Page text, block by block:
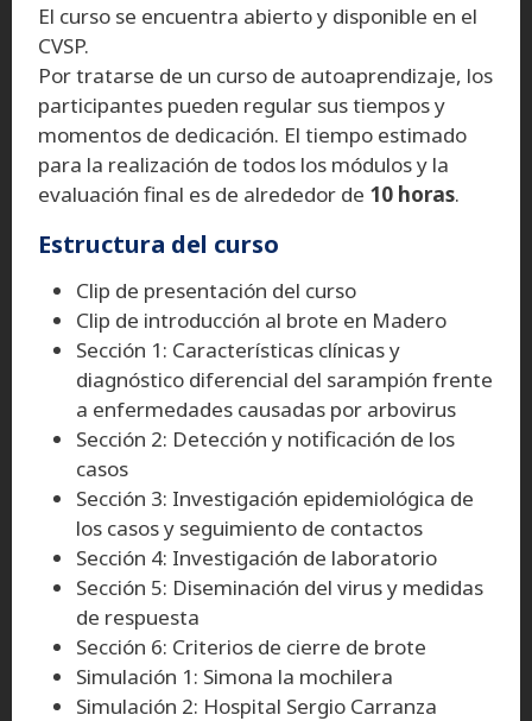
El curso se encuentra abierto y disponible en el
CVSP.
Por tratarse de un curso de autoaprendizaje, los
participantes pueden regular sus tiempos y
momentos de dedicación. El tiempo estimado
para la realización de todos los módulos y la
evaluación final es de alrededor de 10 horas.
Estructura del curso
Clip de presentación del curso
Clip de introducción al brote en Madero
Sección 1: Características clínicas y
diagnóstico diferencial del sarampión frente
a enfermedades causadas por arbovirus
Sección 2: Detección y notificación de los
casos
Sección 3: Investigación epidemiológica de
los casos y seguimiento de contactos
Sección 4: Investigación de laboratorio
Sección 5: Diseminación del virus y medidas
de respuesta
Sección 6: Criterios de cierre de brote
Simulación 1: Simona la mochilera
Simulación 2: Hospital Sergio Carranza